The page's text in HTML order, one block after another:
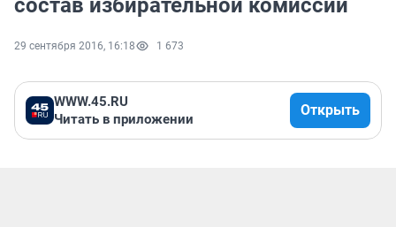
состав избирательной комиссии
29 сентября 2016, 16:18 1 673
WWW.45.RU
Читать в приложении
Открыть